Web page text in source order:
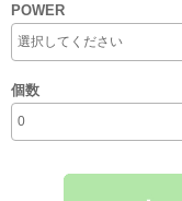
POWER
個数